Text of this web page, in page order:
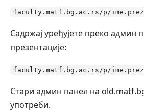
faculty.matf.bg.ac.rs/p/
Садржај уређујете преко админ
презентације:
faculty.matf.bg.ac.rs/p/
Стари админ панел на
употреби.